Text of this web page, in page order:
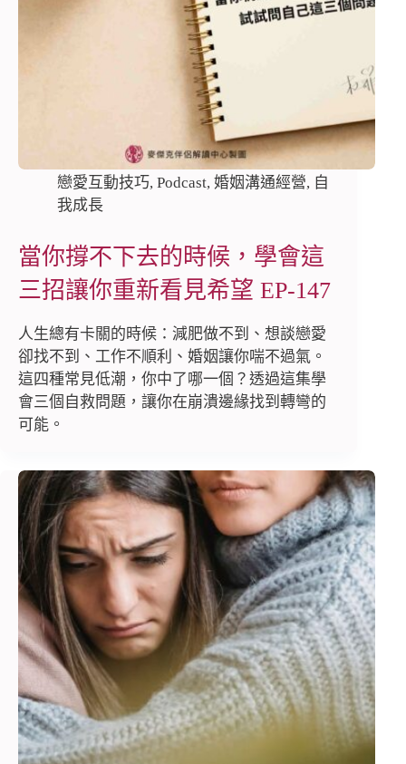
戀愛互動技巧, Podcast, 婚姻溝通經營, 自
我成長
當你撐不下去的時候，學會這
三招讓你重新看見希望 EP-147
人生總有卡關的時候：減肥做不到、想談戀愛
卻找不到、工作不順利、婚姻讓你喘不過氣。
這四種常見低潮，你中了哪一個？透過這集學
會三個自救問題，讓你在崩潰邊緣找到轉彎的
可能。